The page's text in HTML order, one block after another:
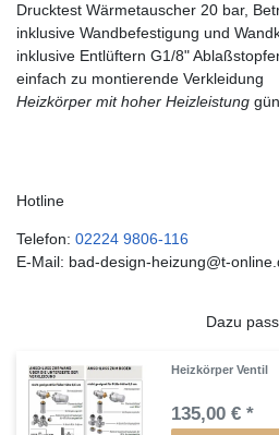
Drucktest Wärmetauscher 20 bar,
inklusive Wandbefestigung und
inklusive Entlüftern G1/8"
einfach zu montierende Verkleidung
Heizkörper mit hoher Heizleistung
Hotline
Telefon: 02224 9806-116
E-Mail: bad-design-heizung@t-
Dazu
Heizkörper Ventil
135,00 € *